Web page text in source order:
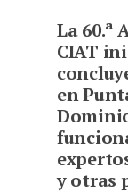
La 60.ª
CIAT
en
y otras